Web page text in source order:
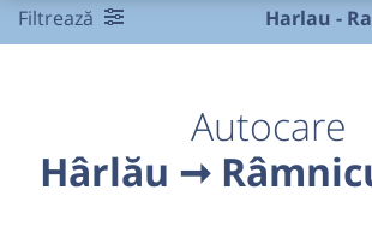
Filtrează Harlau -
Autocare
Hârlău ➞